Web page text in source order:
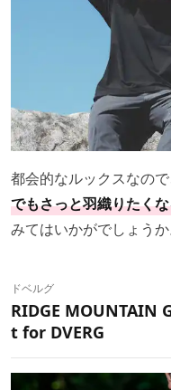
都会的なルックスなの
でもさっと羽織りたく
みてはいかがでしょうか
ドベルグ
RIDGE MOUNTAIN
t for DVERG